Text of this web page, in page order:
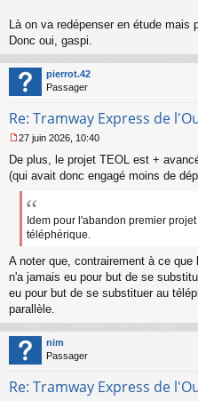
e
n
o
n
l
u
Là on va redépenser en étude mais
Donc oui, gaspi.
pierrot.42
Passager
Re: Tramway Express de
e
s
n
l
u
27 juin 2026, 10:40
De plus, le projet TEOL est +
(qui avait donc engagé moins de
Idem pour l'abandon premier
téléphérique.
A noter que, contrairement à ce
n'a jamais eu pour but de se
eu pour but de se substituer au
parallèle.
nim
Passager
Re: Tramway Express de